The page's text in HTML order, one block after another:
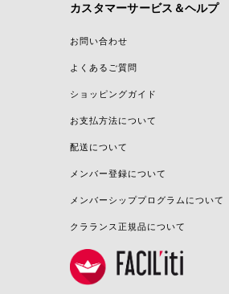
カスタマーサービス＆ヘルプ
お問い合わせ
よくあるご質問
ショッピングガイド
お支払方法について
配送について
メンバー登録について
メンバーシッププログラムについて
クラランス正規品について